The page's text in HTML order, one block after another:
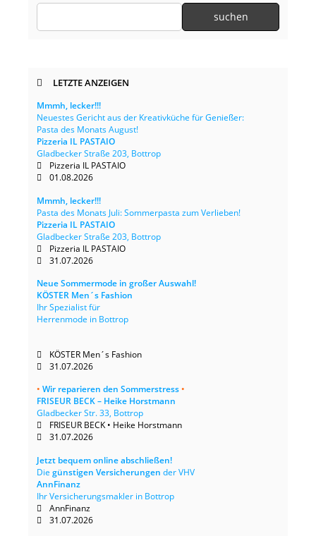
LETZTE ANZEIGEN
Mmmh, lecker!!!
Neuestes Gericht aus der Kreativküche für Genießer:
Pasta des Monats August!
Pizzeria IL PASTAIO
Gladbecker Straße 203, Bottrop
Pizzeria IL PASTAIO
01.08.2026
Mmmh, lecker!!!
Pasta des Monats Juli: Sommerpasta zum Verlieben!
Pizzeria IL PASTAIO
Gladbecker Straße 203, Bottrop
Pizzeria IL PASTAIO
31.07.2026
Neue Sommermode in großer Auswahl!
KÖSTER Men´s Fashion
Ihr Spezialist für
Herrenmode in Bottrop
KÖSTER Men´s Fashion
31.07.2026
• Wir reparieren den Sommerstress•
FRISEUR BECK – Heike Horstmann
Gladbecker Str. 33, Bottrop
FRISEUR BECK • Heike Horstmann
31.07.2026
Jetzt bequem online abschließen!
Die günstigen Versicherungen der VHV
AnnFinanz
Ihr Versicherungsmakler in Bottrop
AnnFinanz
31.07.2026